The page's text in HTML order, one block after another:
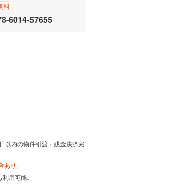
料
6014-57655
以内の物件引渡・残金決済完
り。
用可能。